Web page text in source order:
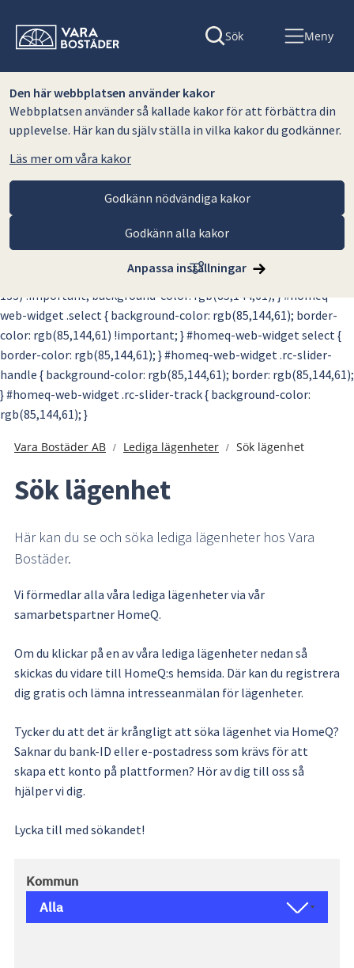
Den här webbplatsen använder kakor
Webbplatsen använder så kallade kakor för att förbättra din
upplevelse. Här kan du själv ställa in vilka kakor du godkänner.
Läs mer om våra kakor
Godkänn nödvändiga kakor
Godkänn alla kakor
Anpassa inställningar
#homeq-anchor { display: block; margin-left: 20%; margin-right:
green; } #homeq-web-widget .homeq-select { color: rgb(144, 61,
133) !important; background-color: rgb(85,144,61); } #homeq-
web-widget .select { background-color: rgb(85,144,61); border-
color: rgb(85,144,61) !important; } #homeq-web-widget select {
border-color: rgb(85,144,61); } #homeq-web-widget .rc-slider-
handle { background-color: rgb(85,144,61); border: rgb(85,144,61);
} #homeq-web-widget .rc-slider-track { background-color:
rgb(85,144,61); }
Sök Meny
Vara Bostäder AB Lediga lägenheter Sök lägenhet
Sök lägenhet
Här kan du se och söka lediga lägenheter hos Vara
Bostäder.
Vi förmedlar alla våra lediga lägenheter via vår
samarbetspartner HomeQ.
Om du klickar på en av våra lediga lägenheter nedan så
skickas du vidare till HomeQ:s hemsida. Där kan du registrera
dig gratis och lämna intresseanmälan för lägenheter.
Tycker du att det är krångligt att söka lägenhet via HomeQ?
Saknar du bank-ID eller e-postadress som krävs för att
skapa ett konto på plattformen? Hör av dig till oss så
hjälper vi dig.
Lycka till med sökandet!
Kommun